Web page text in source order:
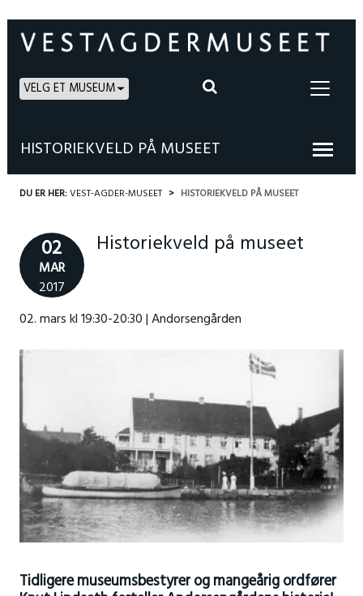
VELG ET MUSEUM
HISTORIEKVELD PÅ MUSEET
DU ER HER:VEST-AGDER-MUSEET HISTORIEKVELD PÅ MUSEET
02
MAR
2017
Historiekveld på museet
02. mars kl 19:30-20:30 | Andorsengården
Tidligere museumsbestyrer og mangeårig ordfører